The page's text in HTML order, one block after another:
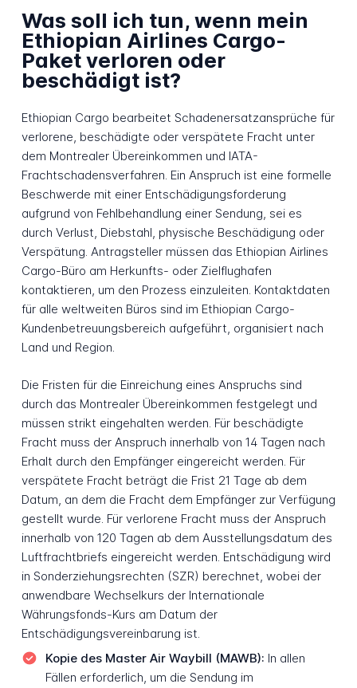
Was soll ich tun, wenn mein
Ethiopian Airlines Cargo-
Paket verloren oder
beschädigt ist?
Ethiopian Cargo bearbeitet Schadenersatzansprüche für
verlorene, beschädigte oder verspätete Fracht unter
dem Montrealer Übereinkommen und IATA-
Frachtschadensverfahren. Ein Anspruch ist eine formelle
Beschwerde mit einer Entschädigungsforderung
aufgrund von Fehlbehandlung einer Sendung, sei es
durch Verlust, Diebstahl, physische Beschädigung oder
Verspätung. Antragsteller müssen das Ethiopian Airlines
Cargo-Büro am Herkunfts- oder Zielflughafen
kontaktieren, um den Prozess einzuleiten. Kontaktdaten
für alle weltweiten Büros sind im Ethiopian Cargo-
Kundenbetreuungsbereich aufgeführt, organisiert nach
Land und Region.
Die Fristen für die Einreichung eines Anspruchs sind
durch das Montrealer Übereinkommen festgelegt und
müssen strikt eingehalten werden. Für beschädigte
Fracht muss der Anspruch innerhalb von 14 Tagen nach
Erhalt durch den Empfänger eingereicht werden. Für
verspätete Fracht beträgt die Frist 21 Tage ab dem
Datum, an dem die Fracht dem Empfänger zur Verfügung
gestellt wurde. Für verlorene Fracht muss der Anspruch
innerhalb von 120 Tagen ab dem Ausstellungsdatum des
Luftfrachtbriefs eingereicht werden. Entschädigung wird
in Sonderziehungsrechten (SZR) berechnet, wobei der
anwendbare Wechselkurs der Internationale
Währungsfonds-Kurs am Datum der
Entschädigungsvereinbarung ist.
Kopie des Master Air Waybill (MAWB): In allen
Fällen erforderlich, um die Sendung im